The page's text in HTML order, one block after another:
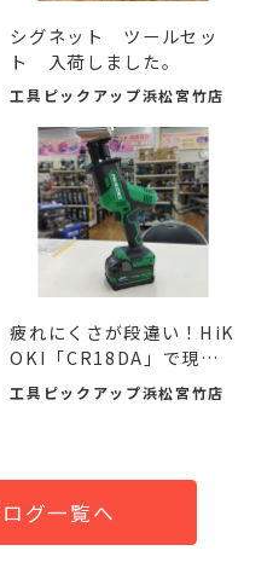
シグネット ツールセッ
ト 入荷しました。
工具ピックアップ浜松宮竹店
疲れにくさが段違い！HiK
OKI「CR18DA」で現場
の作...
工具ピックアップ浜松宮竹店
グ一覧へ